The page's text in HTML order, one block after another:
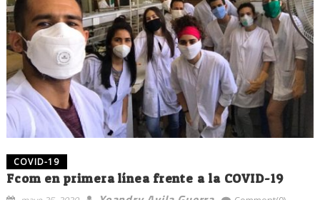
COVID-19
Fcom en primera línea frente a la COVID-19